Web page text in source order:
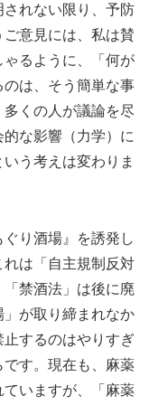
れない限り、予防
意見には、私は賛
るように、「何が
は、そう簡単な事
くの人が議論を尽
な影響（力学）に
う考えは変わりま
り酒場』を誘発し
は「自主規制反対
禁酒法」は後に廃
」が取り締まれなか
するのはやりすぎ
す。現在も、麻薬
いますが、「麻薬